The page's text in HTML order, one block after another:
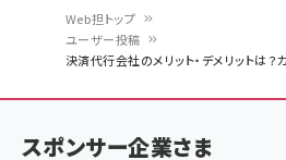
ン
く
Web担トップ
ユーザー投稿
決済代行会社のメリット・デメリットは
スポンサー企業さま